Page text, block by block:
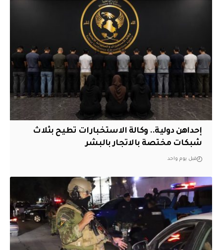
إحداهن دولية.. وكالة الاستخبارات تطيح بثلاث
شبكات مختصة بالاتجار بالبشر
قبل يوم واحد